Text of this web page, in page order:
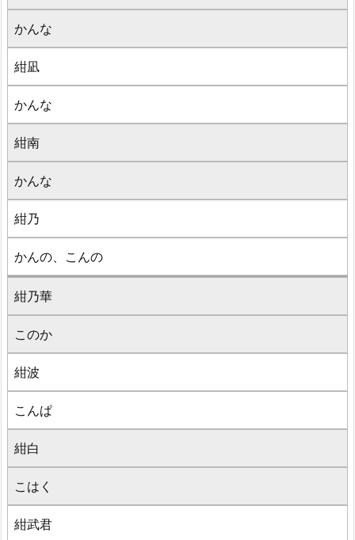
かんな
紺凪
かんな
紺南
かんな
紺乃
かんの、こんの
紺乃華
このか
紺波
こんぱ
紺白
こはく
紺武君